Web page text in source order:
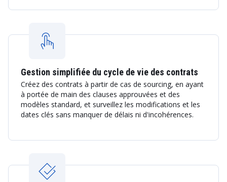
Gestion simplifiée du cycle de vie des contrats
Créez des contrats à partir de cas de sourcing, en ayant
à portée de main des clauses approuvées et des
modèles standard, et surveillez les modifications et les
dates clés sans manquer de délais ni d'incohérences.